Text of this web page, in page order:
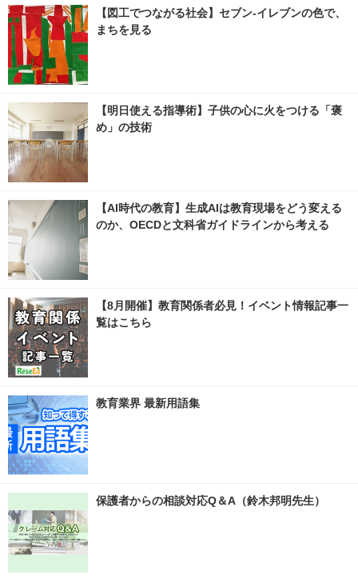
【図工でつながる社会】セブン‐イレブンの色で、
まちを見る
【明日使える指導術】子供の心に火をつける「褒
め」の技術
【AI時代の教育】生成AIは教育現場をどう変える
のか、OECDと文科省ガイドラインから考える
【8月開催】教育関係者必見！イベント情報記事一
覧はこちら
教育業界 最新用語集
保護者からの相談対応Q＆A（鈴木邦明先生）